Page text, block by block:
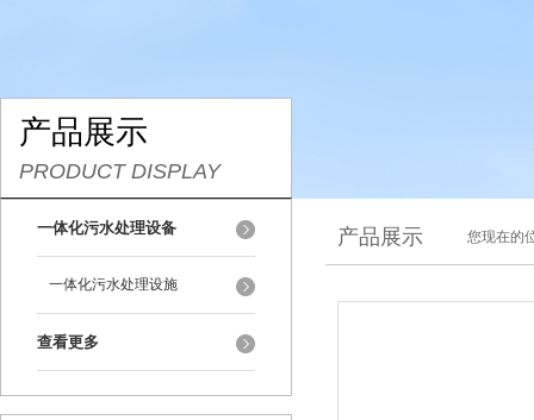
产品展示
PRODUCT DISPLAY
一体化污水处理设备
一体化污水处理设施
查看更多
产品展示 您现在的